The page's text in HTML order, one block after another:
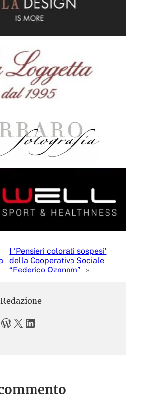
I ‘Pensieri colorati sospesi’
della Cooperativa Sociale
“Federico Ozanam”
»
Redazione
WordPress X LinkedIn